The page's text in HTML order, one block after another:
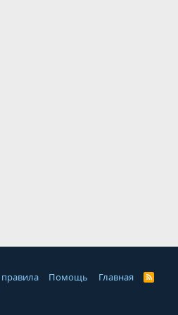
Помощь Главная